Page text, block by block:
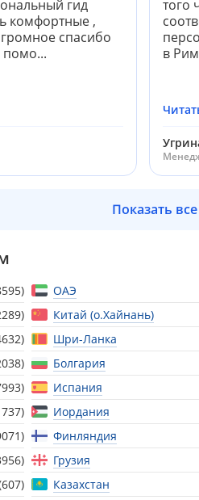
гид
комфортные ,
спасибо
помо...
того
в
Показать все
ОАЭ
Китай (о.Хайнань)
Шри-Ланка
Болгария
Испания
Иордания
Финляндия
Грузия
Казахстан